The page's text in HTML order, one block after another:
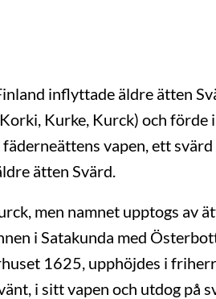
inflyttade äldre ätten
Kurke, Kurck) och förde
vapen, ett
ätten Svärd.
men namnet upptogs av
i Satakunda med
1625, upphöjdes i
i sitt vapen och utdog på